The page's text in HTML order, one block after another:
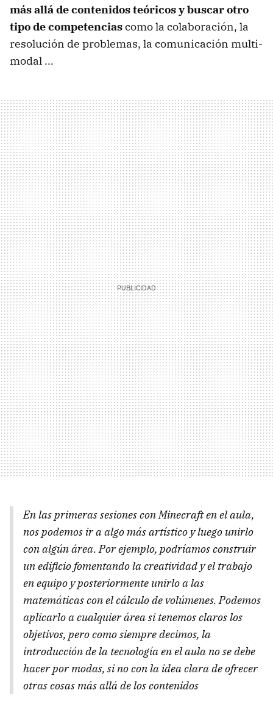
más allá de contenidos teóricos y buscar otro
tipo de competenciascomo la colaboración, la
resolución de problemas, la comunicación multi-
modal ...
En las primeras sesiones con Minecraft en el aula,
nos podemos ir a algo más artístico y luego unirlo
con algún área. Por ejemplo, podríamos construir
un edificio fomentando la creatividad y el trabajo
en equipo y posteriormente unirlo a las
matemáticas con el cálculo de volúmenes. Podemos
aplicarlo a cualquier área si tenemos claros los
objetivos, pero como siempre decimos, la
introducción de la tecnología en el aula no se debe
hacer por modas, si no con la idea clara de ofrecer
otras cosas más allá de los contenidos